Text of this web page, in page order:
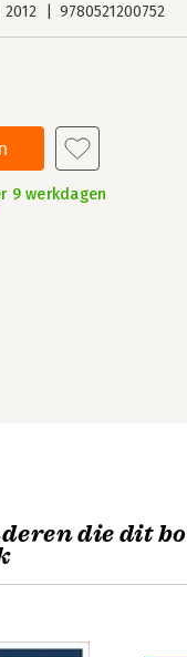
2012 9780521200752
9 werkdagen
die dit